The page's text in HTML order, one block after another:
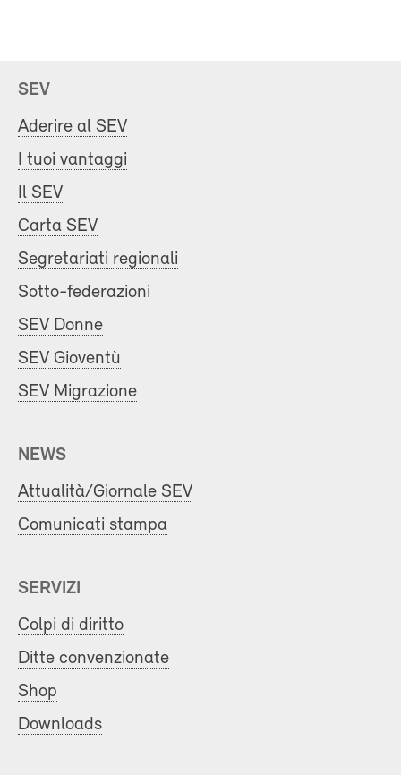
SEV
Aderire al SEV
I tuoi vantaggi
Il SEV
Carta SEV
Segretariati regionali
Sotto-federazioni
SEV Donne
SEV Gioventù
SEV Migrazione
NEWS
Attualità/Giornale SEV
Comunicati stampa
SERVIZI
Colpi di diritto
Ditte convenzionate
Shop
Downloads